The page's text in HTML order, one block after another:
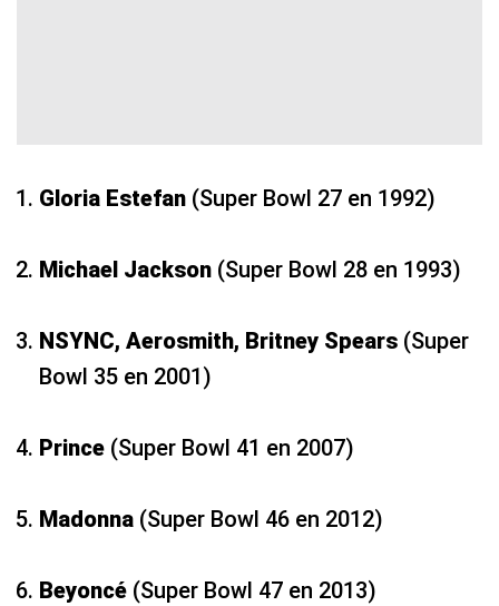
Gloria Estefan (Super Bowl 27 en 1992)
Michael Jackson (Super Bowl 28 en 1993)
NSYNC, Aerosmith, Britney Spears (Super
Bowl 35 en 2001)
Prince (Super Bowl 41 en 2007)
Madonna (Super Bowl 46 en 2012)
Beyoncé (Super Bowl 47 en 2013)